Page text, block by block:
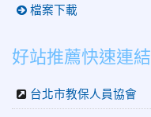
檔案下載
好站推薦快速連結
台北市教保人員協會